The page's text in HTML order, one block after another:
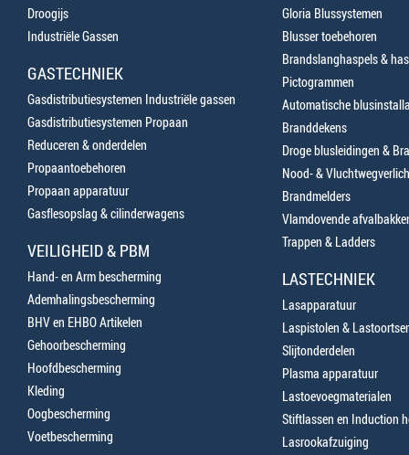
Droogijs
Industriële Gassen
GASTECHNIEK
Gasdistributiesystemen Industriële gassen
Gasdistributiesystemen Propaan
Reduceren & onderdelen
Propaantoebehoren
Propaan apparatuur
Gasflesopslag & cilinderwagens
VEILIGHEID & PBM
Hand- en Arm bescherming
Ademhalingsbescherming
BHV en EHBO Artikelen
Gehoorbescherming
Hoofdbescherming
Kleding
Oogbescherming
Voetbescherming
Gloria Blussystemen
Blusser toebehoren
Brandslanghaspels &
Pictogrammen
Automatische
Branddekens
Droge blusleidingen &
Nood- &
Brandmelders
Vlamdovende
Trappen & Ladders
LASTECHNIEK
Lasapparatuur
Laspistolen &
Slijtonderdelen
Plasma apparatuur
Lastoevoegmaterialen
Stiftlassen en Induction
Lasrookafzuiging